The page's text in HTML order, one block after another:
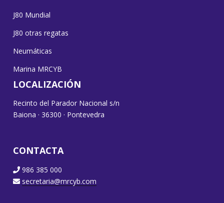
J80 Mundial
J80 otras regatas
Neumáticas
Marina MRCYB
LOCALIZACIÓN
Recinto del Parador Nacional s/n
Baiona · 36300 · Pontevedra
CONTACTA
986 385 000
secretaria@mrcyb.com